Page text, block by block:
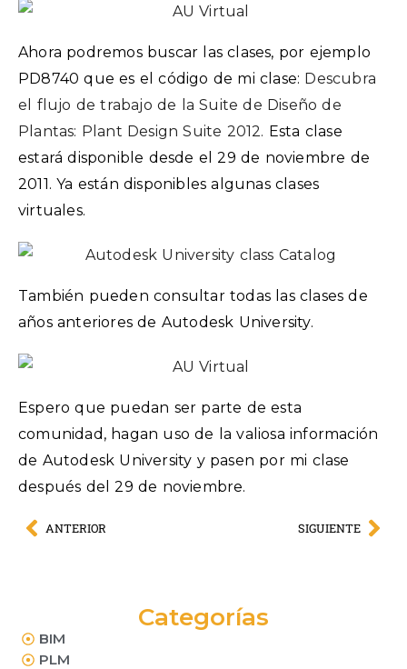
Ahora podremos buscar las clases, por ejemplo
PD8740 que es el código de mi clase: Descubra
el flujo de trabajo de la Suite de Diseño de
Plantas: Plant Design Suite 2012. Esta clase
estará disponible desde el 29 de noviembre de
2011. Ya están disponibles algunas clases
virtuales.
También pueden consultar todas las clases de
años anteriores de Autodesk University.
Espero que puedan ser parte de esta
comunidad, hagan uso de la valiosa información
de Autodesk University y pasen por mi clase
después del 29 de noviembre.
ANTERIOR SIGUIENTE
Categorías
BIM
PLM